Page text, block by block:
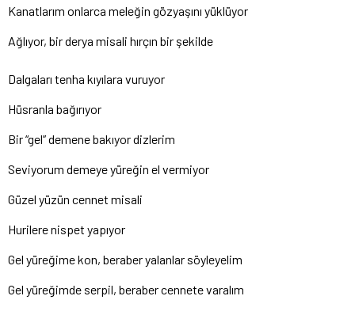
Kanatlarım onlarca meleğin gözyaşını yüklüyor
Ağlıyor, bir derya misali hırçın bir şekilde
Dalgaları tenha kıyılara vuruyor
Hüsranla bağırıyor
Bir “gel” demene bakıyor dizlerim
Seviyorum demeye yüreğin el vermiyor
Güzel yüzün cennet misali
Hurilere nispet yapıyor
Gel yüreğime kon, beraber yalanlar söyleyelim
Gel yüreğimde serpil, beraber cennete varalım